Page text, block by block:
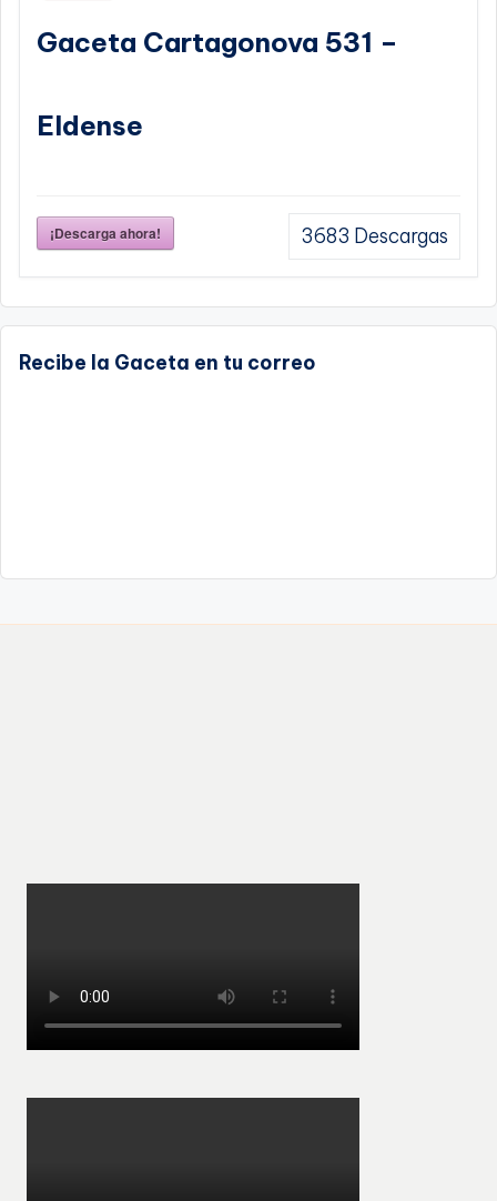
Gaceta Cartagonova 531 –
Eldense
¡Descarga ahora! 3683 Descargas
Recibe la Gaceta en tu correo